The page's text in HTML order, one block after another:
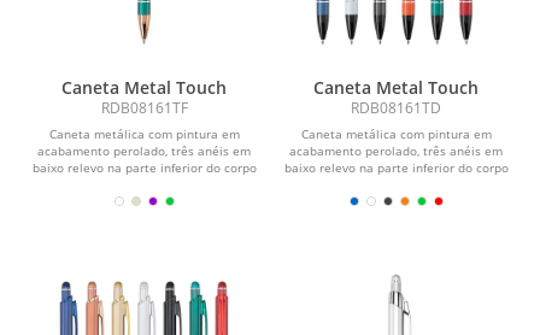
Caneta Metal Touch
RDB08161TF
Caneta metálica com pintura em
acabamento perolado, três anéis em
baixo relevo na parte inferior do corpo
Caneta Metal Touch
RDB08161TD
Caneta metálica com pintura em
acabamento perolado, três anéis em
baixo relevo na parte inferior do corpo